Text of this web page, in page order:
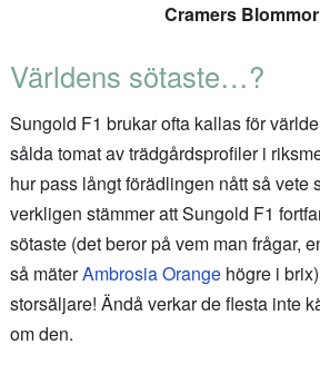
Cramers Blommor
Världens sötaste…?
Sungold F1 brukar ofta kallas för
sålda tomat av trädgårdsprofiler i
hur pass långt förädlingen nått så vete
verkligen stämmer att Sungold F1
sötaste (det beror på vem man frågar,
så mäterAmbrosia Orangehögre i
storsäljare! Ändå verkar de flesta inte
om den.